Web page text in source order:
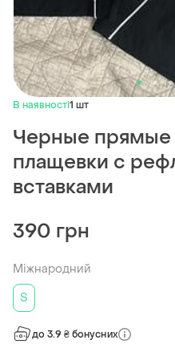
В наявності1 шт
Черные прямые
плащевки с
вставками
390 грн
Міжнародний
S
до 3.9 ₴ бонусних